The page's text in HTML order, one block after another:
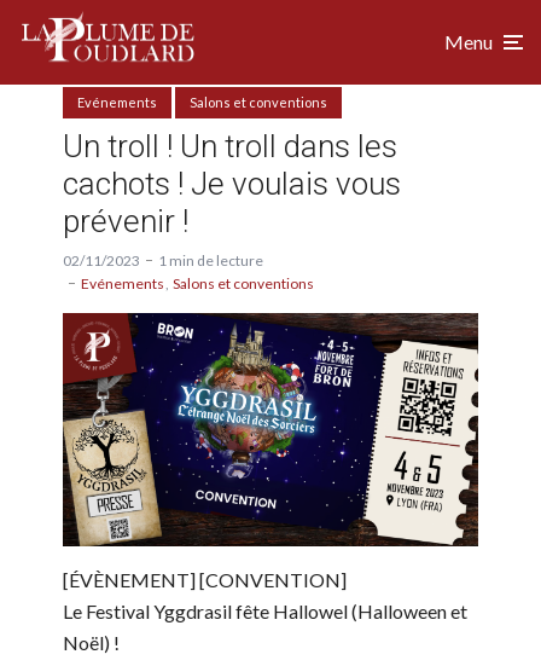
Menu
Evénements Salons et conventions
Un troll ! Un troll dans les
cachots ! Je voulais vous
prévenir !
02/11/2023
1 min de lecture
Evénements Salons et conventions
[ÉVÈNEMENT] [CONVENTION]
Le Festival Yggdrasil fête Hallowel (Halloween et
Noël) !